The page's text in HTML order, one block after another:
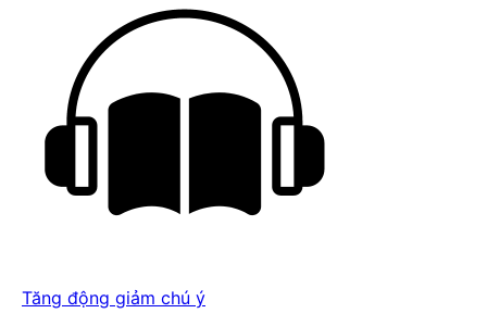
Tăng động giảm chú ý